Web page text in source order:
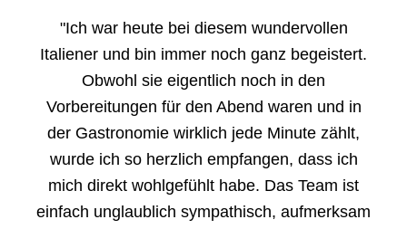
"Ich war heute bei diesem wundervollen
Italiener und bin immer noch ganz begeistert.
Obwohl sie eigentlich noch in den
Vorbereitungen für den Abend waren und in
der Gastronomie wirklich jede Minute zählt,
wurde ich so herzlich empfangen, dass ich
mich direkt wohlgefühlt habe. Das Team ist
einfach unglaublich sympathisch, aufmerksam